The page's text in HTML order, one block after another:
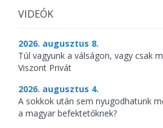
VIDEÓK
2026. augusztus 8.
Túl vagyunk a válságon, vagy csak
Viszont Privát
2026. augusztus 4.
A sokkok után sem nyugodhatunk
a magyar befektetőknek?